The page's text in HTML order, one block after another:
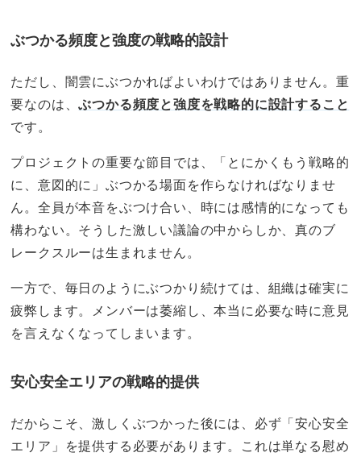
ぶつかる頻度と強度の戦略的設計
ただし、闇雲にぶつかればよいわけではありません。重
要なのは、ぶつかる頻度と強度を戦略的に設計すること
です。
プロジェクトの重要な節目では、「とにかくもう戦略的
に、意図的に」ぶつかる場面を作らなければなりませ
ん。全員が本音をぶつけ合い、時には感情的になっても
構わない。そうした激しい議論の中からしか、真のブ
レークスルーは生まれません。
一方で、毎日のようにぶつかり続けては、組織は確実に
疲弊します。メンバーは萎縮し、本当に必要な時に意見
を言えなくなってしまいます。
安心安全エリアの戦略的提供
だからこそ、激しくぶつかった後には、必ず「安心安全
エリア」を提供する必要があります。これは単なる慰め